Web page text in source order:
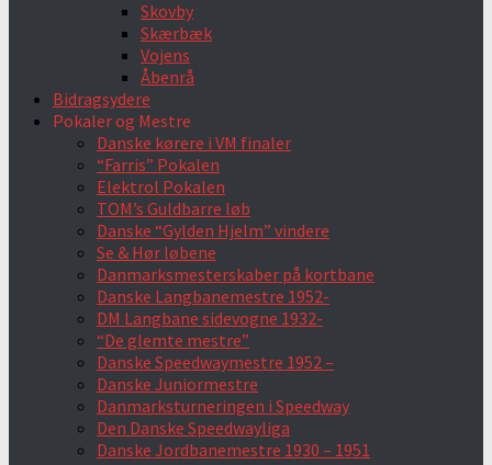
Skovby
Skærbæk
Vojens
Åbenrå
Bidragsydere
Pokaler og Mestre
Danske kørere i VM finaler
“Farris” Pokalen
Elektrol Pokalen
TOM’s Guldbarre løb
Danske “Gylden Hjelm” vindere
Se & Hør løbene
Danmarksmesterskaber på kortbane
Danske Langbanemestre 1952-
DM Langbane sidevogne 1932-
“De glemte mestre”
Danske Speedwaymestre 1952 –
Danske Juniormestre
Danmarksturneringen i Speedway
Den Danske Speedwayliga
Danske Jordbanemestre 1930 – 1951